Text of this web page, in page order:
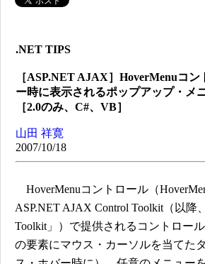
.NET TIPS
［ASP.NET AJAX］HoverMenuコ
ー時に表示されるポップアップ・メ
［2.0のみ、C#、VB］
山田 祥寛
2007/10/18
HoverMenuコントロール（
ASP.NET AJAX Control Toolkit（以降
Toolkit」）で提供されるコントロー
の要素にマウス・カーソルを当てた